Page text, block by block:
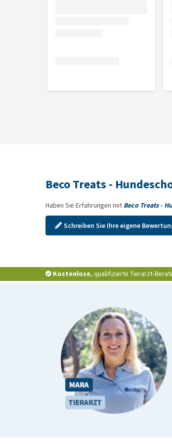
Beco Treats -
Haben Sie Erfahrungen mit Beco Treats -
Schreiben Sie Ihre eigene
Kostenlose, qualifizierte Tierarzt-